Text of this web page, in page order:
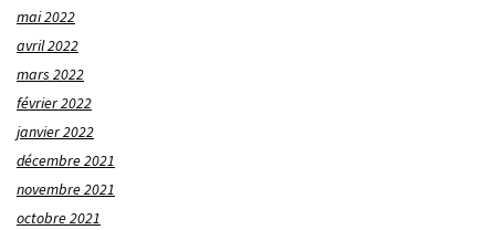
mai 2022
avril 2022
mars 2022
février 2022
janvier 2022
décembre 2021
novembre 2021
octobre 2021